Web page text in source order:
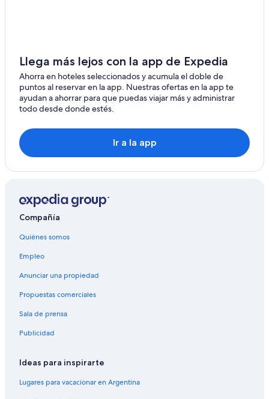
Llega más lejos con la app de Expedia
Ahorra en hoteles seleccionados y acumula el doble de
puntos al reservar en la app. Nuestras ofertas en la app te
ayudan a ahorrar para que puedas viajar más y administrar
todo desde donde estés.
Ir a la app
Compañía
Quiénes somos
Empleo
Anunciar una propiedad
Propuestas comerciales
Sala de prensa
Publicidad
Ideas para inspirarte
Lugares para vacacionar en Argentina